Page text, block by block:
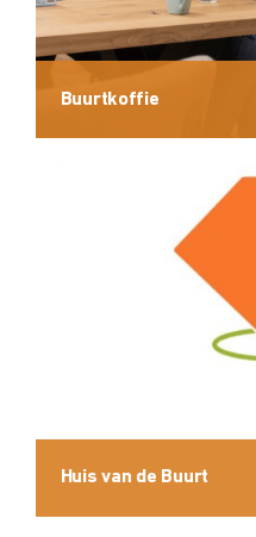
Buurtkoffie
Huis van de Buurt